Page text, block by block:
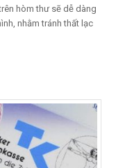
hòm thư sẽ dễ dàng
nhằm tránh thất lạc